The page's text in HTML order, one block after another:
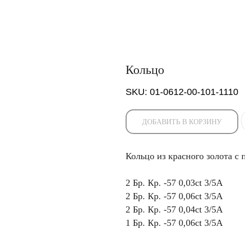
Кольцо
SKU: 01-0612-00-101-1110
ДОБАВИТЬ В КОРЗИНУ
Кольцо из красного золота
2 Бр. Кр. -57 0,03ct 3/5А
2 Бр. Кр. -57 0,06ct 3/5А
2 Бр. Кр. -57 0,04ct 3/5А
1 Бр. Кр. -57 0,06ct 3/5А